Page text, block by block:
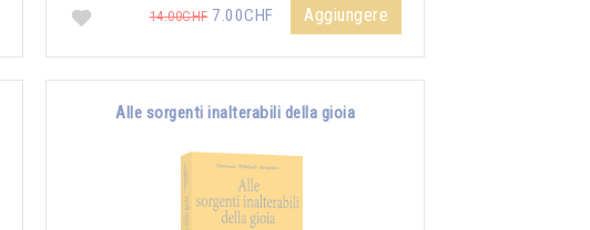
14.00CHF7.00CHF Aggiungere
Alle sorgenti inalterabili della gioia